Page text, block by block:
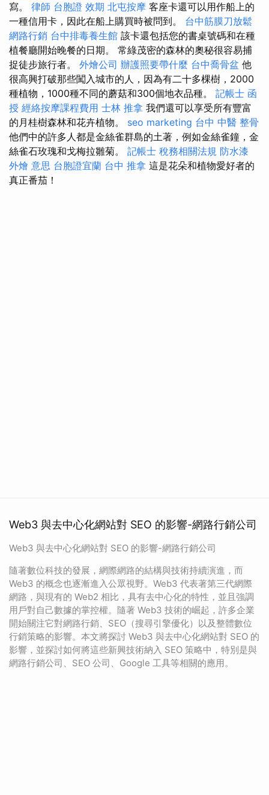
寫。 律師 台胞證 效期 北屯按摩 客座卡還可以用作船上的
一種信用卡，因此在船上購買時被問到。 台中筋膜刀放鬆
網路行銷 台中排毒養生館 該卡還包括您的書桌號碼和在種
植餐廳開始晚餐的日期。 常綠茂密的森林的奧秘很容易捕
捉徒步旅行者。 外燴公司 辦護照要帶什麼 台中喬骨盆 他
很高興打破那些闖入城市的人，因為有二十多棵樹，2000
種植物，1000種不同的蘑菇和300個地衣品種。 記帳士 函
授 經絡按摩課程費用 士林 推拿 我們還可以享受所有豐富
的月桂樹森林和花卉植物。 seo marketing 台中 中醫 整骨
他們中的許多人都是金絲雀群島的土著，例如金絲雀鐘，金
絲雀石玫瑰和戈梅拉雛菊。 記帳士 稅務相關法規 防水漆
外燴 意思 台胞證宜蘭 台中 推拿 這是花朵和植物愛好者的
真正番茄！
Web3 與去中心化網站對 SEO 的影響-網路行銷公司
Web3 與去中心化網站對 SEO 的影響-網路行銷公司
隨著數位科技的發展，網際網路的結構與技術持續演進，而
Web3 的概念也逐漸進入公眾視野。Web3 代表著第三代網際
網路，與現有的 Web2 相比，具有去中心化的特性，並且強調
用戶對自己數據的掌控權。隨著 Web3 技術的崛起，許多企業
開始關注它對網路行銷、SEO（搜尋引擎優化）以及整體數位
行銷策略的影響。本文將探討 Web3 與去中心化網站對 SEO 的
影響，並探討如何將這些新興技術納入 SEO 策略中，特別是與
網路行銷公司、SEO 公司、Google 工具等相關的應用。